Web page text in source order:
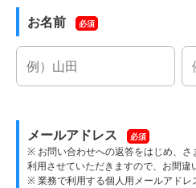
お名前 必須
メールアドレス 必須
※ お問い合わせへの返答をはじめ、さ
利用させていただきますので、お間違
※ 業務で利用する個人用メールアドレ